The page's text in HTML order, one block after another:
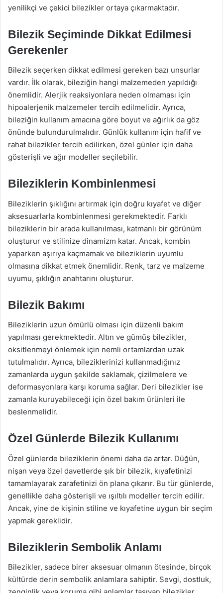
yenilikçi ve çekici bilezikler ortaya çıkarmaktadır.
Bilezik Seçiminde Dikkat Edilmesi
Gerekenler
Bilezik seçerken dikkat edilmesi gereken bazı unsurlar
vardır. İlk olarak, bileziğin hangi malzemeden yapıldığı
önemlidir. Alerjik reaksiyonlara neden olmaması için
hipoalerjenik malzemeler tercih edilmelidir. Ayrıca,
bileziğin kullanım amacına göre boyut ve ağırlık da göz
önünde bulundurulmalıdır. Günlük kullanım için hafif ve
rahat bilezikler tercih edilirken, özel günler için daha
gösterişli ve ağır modeller seçilebilir.
Bileziklerin Kombinlenmesi
Bileziklerin şıklığını artırmak için doğru kıyafet ve diğer
aksesuarlarla kombinlenmesi gerekmektedir. Farklı
bileziklerin bir arada kullanılması, katmanlı bir görünüm
oluşturur ve stilinize dinamizm katar. Ancak, kombin
yaparken aşırıya kaçmamak ve bileziklerin uyumlu
olmasına dikkat etmek önemlidir. Renk, tarz ve malzeme
uyumu, şıklığın anahtarını oluşturur.
Bilezik Bakımı
Bileziklerin uzun ömürlü olması için düzenli bakım
yapılması gerekmektedir. Altın ve gümüş bilezikler,
oksitlenmeyi önlemek için nemli ortamlardan uzak
tutulmalıdır. Ayrıca, bileziklerinizi kullanmadığınız
zamanlarda uygun şekilde saklamak, çizilmelere ve
deformasyonlara karşı koruma sağlar. Deri bilezikler ise
zamanla kuruyabileceği için özel bakım ürünleri ile
beslenmelidir.
Özel Günlerde Bilezik Kullanımı
Özel günlerde bileziklerin önemi daha da artar. Düğün,
nişan veya özel davetlerde şık bir bilezik, kıyafetinizi
tamamlayarak zarafetinizi ön plana çıkarır. Bu tür günlerde,
genellikle daha gösterişli ve ışıltılı modeller tercih edilir.
Ancak, yine de kişinin stiline ve kıyafetine uygun bir seçim
yapmak gereklidir.
Bileziklerin Sembolik Anlamı
Bilezikler, sadece birer aksesuar olmanın ötesinde, birçok
kültürde derin sembolik anlamlara sahiptir. Sevgi, dostluk,